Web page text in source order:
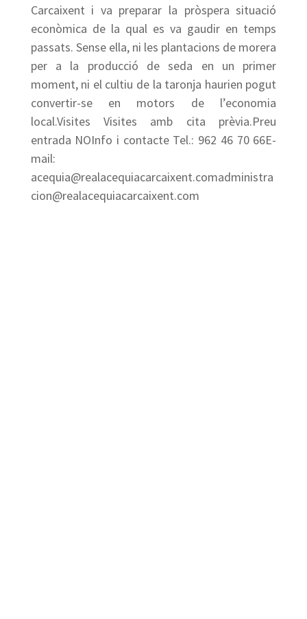
Carcaixent i va preparar la pròspera situació
econòmica de la qual es va gaudir en temps
passats. Sense ella, ni les plantacions de morera
per a la producció de seda en un primer
moment, ni el cultiu de la taronja haurien pogut
convertir-se en motors de l’economia
local.Visites Visites amb cita prèvia.Preu
entrada NOInfo i contacte Tel.: 962 46 70 66E-
mail:
acequia@realacequiacarcaixent.comadministra
cion@realacequiacarcaixent.com